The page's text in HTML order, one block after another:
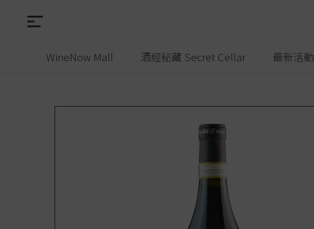
WineNow Mall 酒經秘藏 Secret Cellar 最新活動